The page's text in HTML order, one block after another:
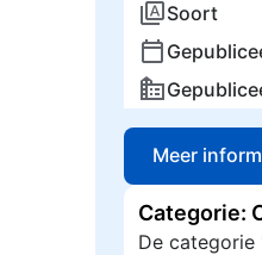
Soort
Meer
Categorie:
De